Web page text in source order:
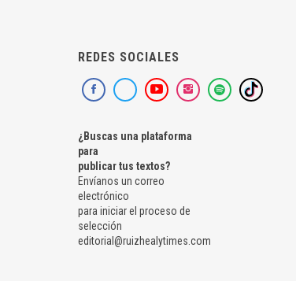
REDES SOCIALES
¿Buscas una plataforma
para
publicar tus textos?
Envíanos un correo
electrónico
para iniciar el proceso de
selección
editorial@ruizhealytimes.com